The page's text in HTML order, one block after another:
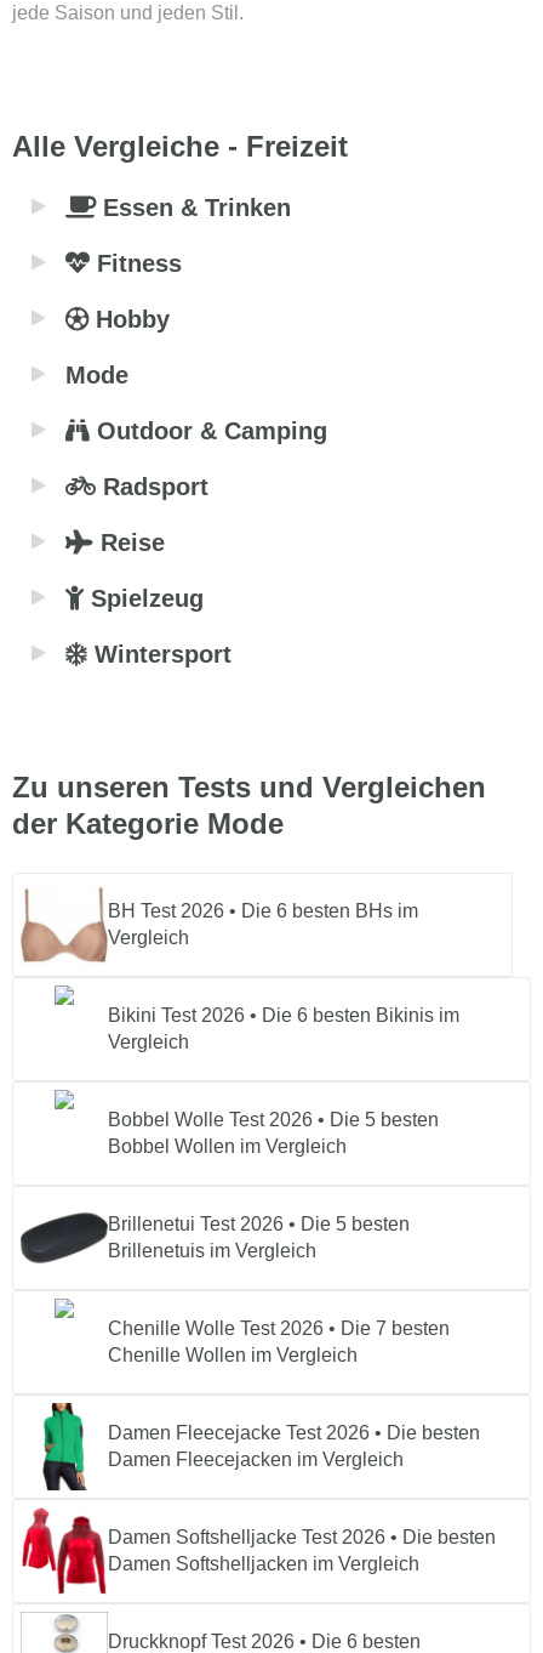
jede Saison und jeden Stil.
Alle Vergleiche - Freizeit
Essen & Trinken
Fitness
Hobby
Mode
Outdoor & Camping
Radsport
Reise
Spielzeug
Wintersport
Zu unseren Tests und Vergleichen
der Kategorie Mode
BH Test 2026 • Die 6 besten BHs im
Vergleich
Bikini Test 2026 • Die 6 besten Bikinis im
Vergleich
Bobbel Wolle Test 2026 • Die 5 besten
Bobbel Wollen im Vergleich
Brillenetui Test 2026 • Die 5 besten
Brillenetuis im Vergleich
Chenille Wolle Test 2026 • Die 7 besten
Chenille Wollen im Vergleich
Damen Fleecejacke Test 2026 • Die besten
Damen Fleecejacken im Vergleich
Damen Softshelljacke Test 2026 • Die besten
Damen Softshelljacken im Vergleich
Druckknopf Test 2026 • Die 6 besten